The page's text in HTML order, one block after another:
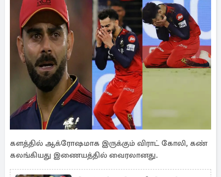
களத்தில் ஆக்ரோஷமாக இருக்கும் விராட் கோலி, கண்
கலங்கியது இணையத்தில் வைரலானது.